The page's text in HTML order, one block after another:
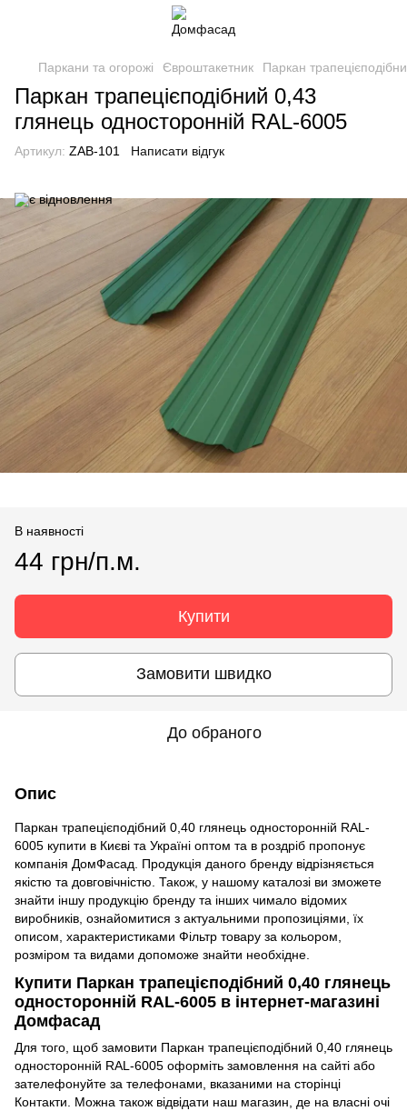
Паркани та огорожі Євроштакетник Паркан
Паркан трапецієподібний 0,43
глянець односторонній RAL-6005
Артикул: ZAB-101 Написати відгук
В наявності
44 грн/п.м.
Купити
Замовити швидко
До обраного
Опис
Паркан трапецієподібний 0,40 глянець односторонній RAL-
6005 купити в Києві та Україні оптом та в роздріб пропонує
компанія ДомФасад. Продукція даного бренду відрізняється
якістю та довговічністю. Також, у нашому каталозі ви зможете
знайти іншу продукцію бренду та інших чимало відомих
виробників, ознайомитися з актуальними пропозиціями, їх
описом, характеристиками Фільтр товару за кольором,
розміром та видами допоможе знайти необхідне.
Купити Паркан трапецієподібний 0,40 глянець
односторонній RAL-6005 в інтернет-магазині
Домфасад
Для того, щоб замовити Паркан трапецієподібний 0,40 глянець
односторонній RAL-6005 оформіть замовлення на сайті або
зателефонуйте за телефонами, вказаними на сторінці
Контакти. Можна також відвідати наш магазин, де на власні очі